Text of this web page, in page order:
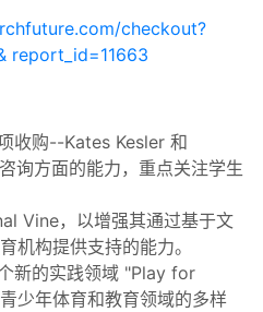
checkout?
report_id=11663
收购--Kates Kesler 和
询方面的能力，重点关注学生
Vine，以增强其通过基于文
机构提供支持的能力。
新的实践领域 "Play for
少年体育和教育领域的多样